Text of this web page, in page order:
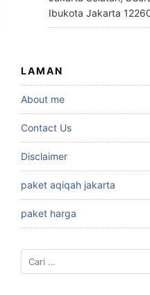
Ibukota Jakarta
LAMAN
About me
Contact Us
Disclaimer
paket aqiqah jakarta
paket harga
Cari
untuk: